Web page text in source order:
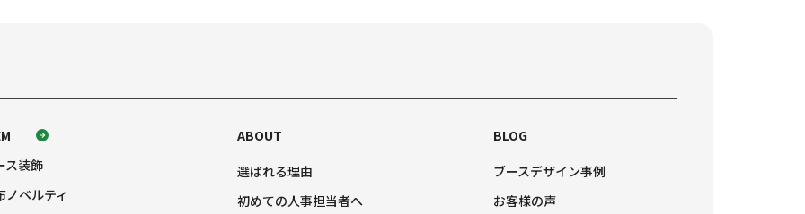
ス装飾
ノベルティ
ABOUT
選ばれる理由
初めての人事担当者へ
BLOG
ブースデザイン事例
お客様の声